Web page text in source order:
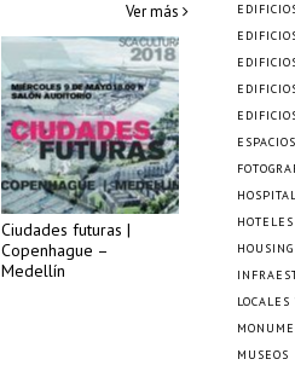
Ver más
Ciudades futuras |
Copenhague –
Medellín
HOTELES
MUSEOS